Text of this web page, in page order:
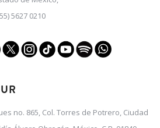
5627 0210
no. 865, Col. Torres de Potrero, Ciudad